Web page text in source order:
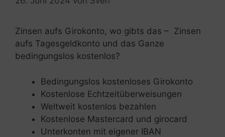
Zinsen aufs Girokonto, wo gibts das – Zinsen
aufs Tagesgeldkonto und das Ganze
bedingungslos kostenlos?
Bedingungslos kostenloses Girokonto
Kostenlose Echtzeitüberweisungen
Weltweit kostenlos bezahlen
Kostenlose Mastercard und girocard
Unterkonten mit eigener IBAN